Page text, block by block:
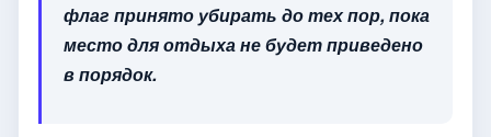
флаг принято убирать до тех пор, пока
место для отдыха не будет приведено
в порядок.